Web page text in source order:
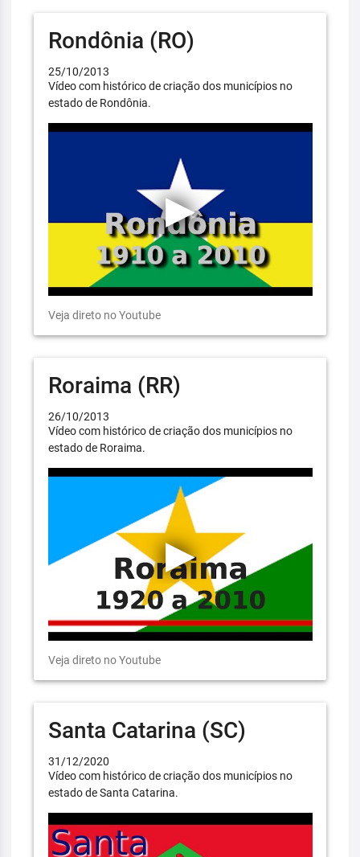
Rondônia (RO)
25/10/2013
Vídeo com histórico de criação dos municípios no
estado de Rondônia.
Veja direto no Youtube
Roraima (RR)
26/10/2013
Vídeo com histórico de criação dos municípios no
estado de Roraima.
Veja direto no Youtube
Santa Catarina (SC)
31/12/2020
Vídeo com histórico de criação dos municípios no
estado de Santa Catarina.